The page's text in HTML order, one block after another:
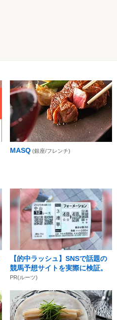
MASQ (銀座/フレンチ)
【的中ラッシュ】SNSで話題の
競馬予想サイトを実際に検証。
PR(ルーツ)